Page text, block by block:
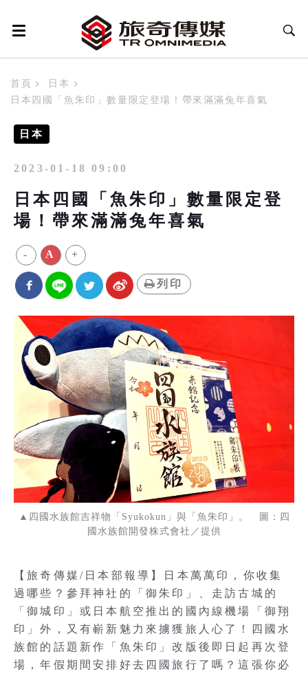
首頁
日本
日本四國「魚朱印」數量限定登場！帶來滿滿兔年喜氣
日本
2023-01-18 09:00
日本四國「魚朱印」數量限定登
場！帶來滿滿兔年喜氣
- A +
列印
▲四國水族館吉祥物「Syukokun」與「魚朱印」。 圖：四
國水族館開發株式會社／提供
【旅奇傳媒/日本部報導】日本萬萬印，你收集
過哪些？參拜神社的「御朱印」、走訪古城的
「御城印」或日本航空推出的國內線機場「御翔
印」外，又有嶄新魅力來擄獲旅人心了！四國水
族館的話題新作「魚朱印」改版後即日起再次登
場，年假期間安排好去四國旅行了嗎？這張你必